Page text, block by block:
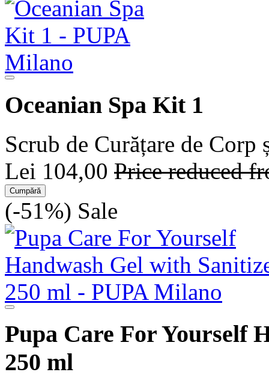
Oceanian Spa Kit 1
Scrub de Curățare de
Lei 104,00 Price reduced
Cumpără
(-51%) Sale
Pupa Care For Yourself
250 ml